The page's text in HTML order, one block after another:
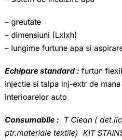
– greutate /
– dimensiuni (Lxlxh)
– lungime furtune apa si
Echipare standard : furtun
injectie si talpa inj-extr de
interioarelor auto
Consumabile : T Clean (
ptr.materiale textile) KIT